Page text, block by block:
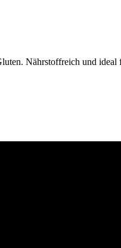
Nährstoffreich und